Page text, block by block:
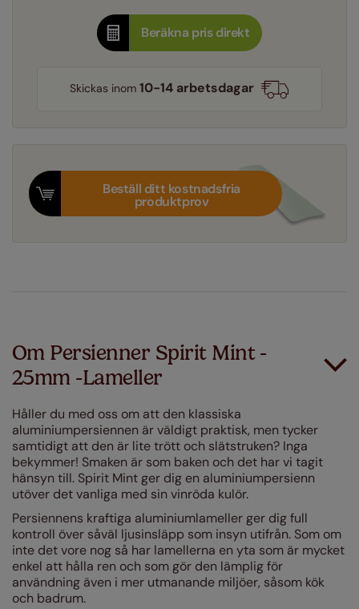
Beräkna pris direkt
Skickas inom10-14 arbetsdagar
Beställ ditt kostnadsfria
produktprov
Om Persienner Spirit Mint -
25mm -lameller
Håller du med oss om att den klassiska
aluminiumpersiennen är väldigt praktisk, men tycker
samtidigt att den är lite trött och slätstruken? Inga
bekymmer! Smaken är som baken och det har vi tagit
hänsyn till. Spirit Mint ger dig en aluminiumpersienn
utöver det vanliga med sin vinröda kulör.
Persiennens kraftiga aluminiumlameller ger dig full
kontroll över såväl ljusinsläpp som insyn utifrån. Som om
inte det vore nog så har lamellerna en yta som är mycket
enkel att hålla ren och som gör den lämplig för
användning även i mer utmanande miljöer, såsom kök
och badrum.